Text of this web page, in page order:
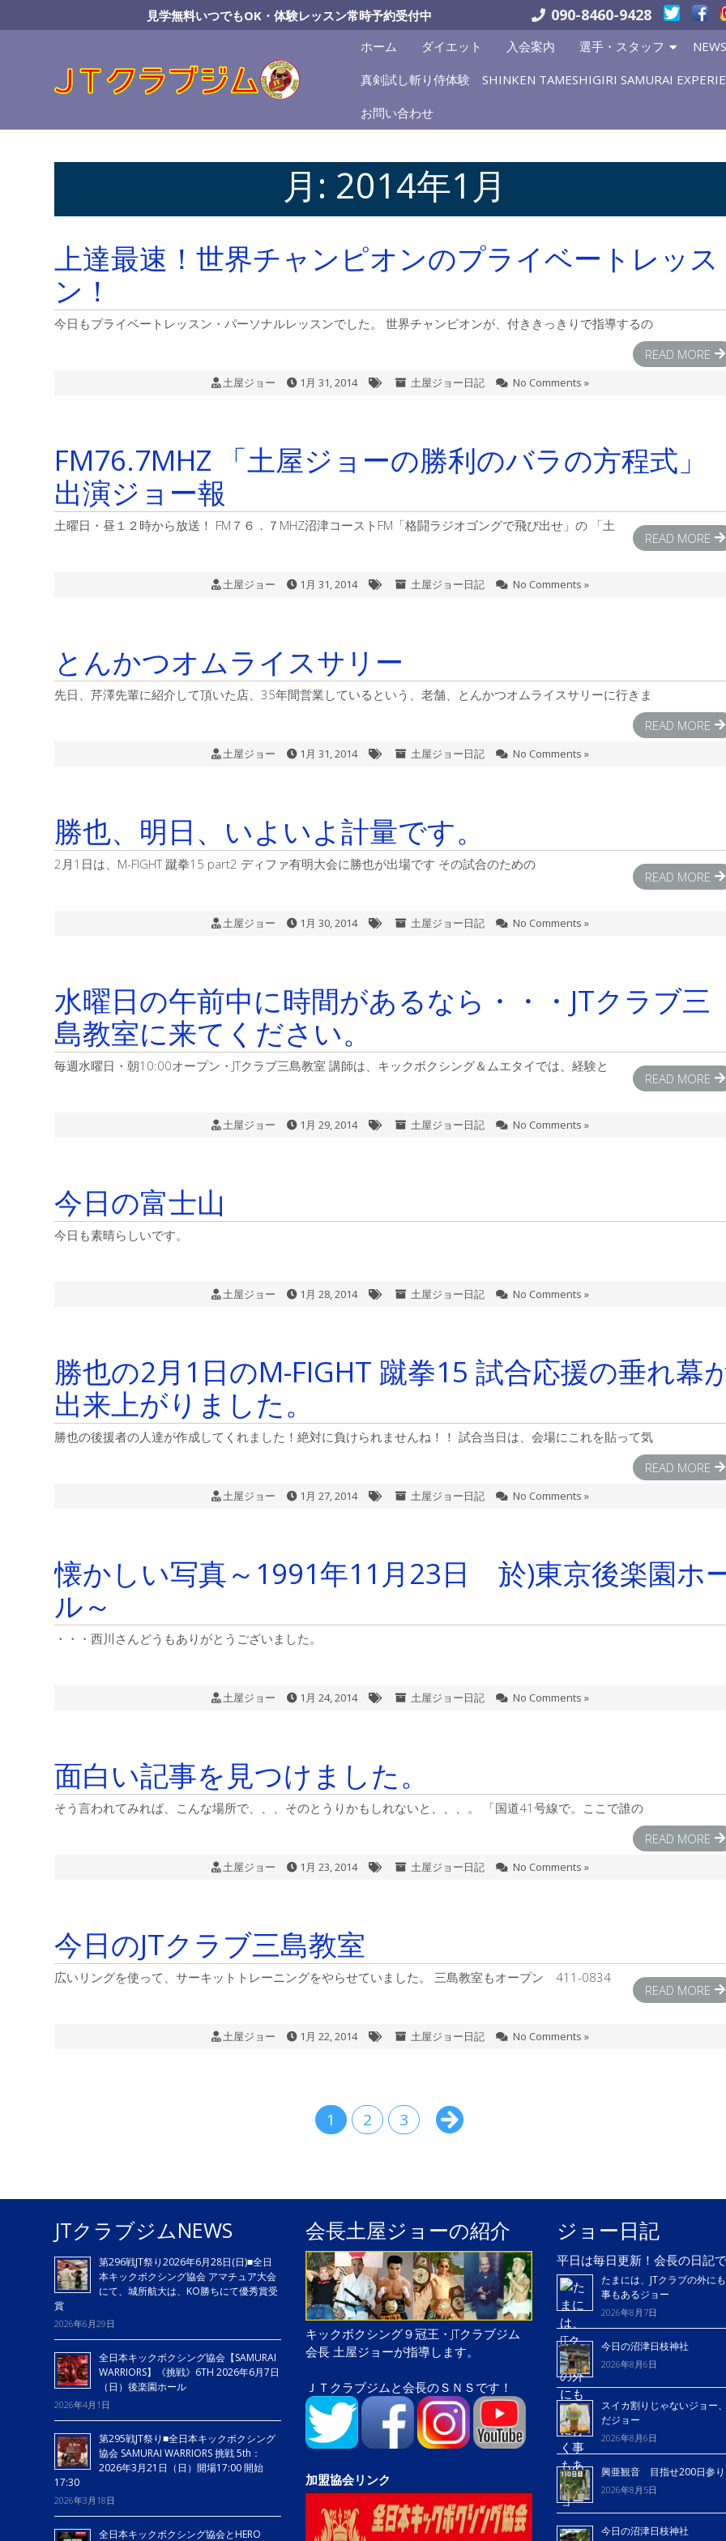
to
見学無料いつでもOK・体験レッスン常時予約受付中 090-8460-9428
ホーム ダイエット 入会案内 選手・スタッフ
真剣試し斬り侍体験 SHINKEN TAMESHIGIRI SAMURAI
お問い合わせ
月: 2014年1月
上達最速！世界チャンピオンのプライベートレッス
ン！
今日もプライベートレッスン・パーソナルレッスンでした。 世界チャンピオンが、付ききっきりで指導するの
READ MORE
土屋ジョー 1月 31, 2014 土屋ジョー日記 No Comments »
FM76.7MHZ 「土屋ジョーの勝利のバラの方程式」
出演ジョー報
土曜日・昼１２時から放送！ FM７６．７MHZ沼津コーストFM「格闘ラジオゴングで飛び出せ」の 「土
READ MORE
土屋ジョー 1月 31, 2014 土屋ジョー日記 No Comments »
とんかつオムライスサリー
先日、芹澤先輩に紹介して頂いた店、35年間営業しているという、老舗、とんかつオムライスサリーに行きま
READ MORE
土屋ジョー 1月 31, 2014 土屋ジョー日記 No Comments »
勝也、明日、いよいよ計量です。
2月1日は、M-FIGHT 蹴拳15 part2 ディファ有明大会に勝也が出場です その試合のための
READ MORE
土屋ジョー 1月 30, 2014 土屋ジョー日記 No Comments »
水曜日の午前中に時間があるなら・・・JTクラブ三
島教室に来てください。
毎週水曜日・朝10:00オープン・JTクラブ三島教室 講師は、キックボクシング＆ムエタイでは、経験と
READ MORE
土屋ジョー 1月 29, 2014 土屋ジョー日記 No Comments »
今日の富士山
今日も素晴らしいです。
土屋ジョー 1月 28, 2014 土屋ジョー日記 No Comments »
勝也の2月1日のM-FIGHT 蹴拳15 試合応援の垂れ幕
出来上がりました。
勝也の後援者の人達が作成してくれました！絶対に負けられませんね！！ 試合当日は、会場にこれを貼って気
READ MORE
土屋ジョー 1月 27, 2014 土屋ジョー日記 No Comments »
懐かしい写真～1991年11月23日 於)東京後楽園ホ
ル～
・・・西川さんどうもありがとうございました。
土屋ジョー 1月 24, 2014 土屋ジョー日記 No Comments »
面白い記事を見つけました。
そう言われてみれば、こんな場所で、、、そのとうりかもしれないと、、、。 「国道41号線で。ここで誰の
READ MORE
土屋ジョー 1月 23, 2014 土屋ジョー日記 No Comments »
今日のJTクラブ三島教室
広いリングを使って、サーキットトレーニングをやらせていました。 三島教室もオープン 411-0834
READ MORE
土屋ジョー 1月 22, 2014 土屋ジョー日記 No Comments »
1 2 3
JTクラブジムNEWS
第296戦JT祭り2026年6月28日(日)■全日
本キックボクシング協会 アマチュア大会
にて、城所航大は、KO勝ちにて優秀賞受
賞
2026年6月29日
全日本キックボクシング協会【SAMURAI
WARRIORS】《挑戦》6TH 2026年6月7日
（日）後楽園ホール
2026年4月1日
第295戦JT祭り■全日本キックボクシング
協会 SAMURAI WARRIORS 挑戦 5th：
2026年3月21日（日）開場17:00 開始
17:30
2026年3月18日
全日本キックボクシング協会とHERO
会長土屋ジョーの紹介
キックボクシング９冠王・JTクラブジム
会長 土屋ジョーが指導します。
ＪＴクラブジムと会長のＳＮＳです！
加盟協会リンク
ジョー日記
平日は毎日更新！会長の日記
たまには、JTクラブの外に
事もあるジョー
2026年8月7日
今日の沼津日枝神社
2026年8月6日
スイカ割りじゃないジョー
だジョー
2026年8月6日
興亜観音 目指せ200日
2026年8月5日
今日の沼津日枝神社